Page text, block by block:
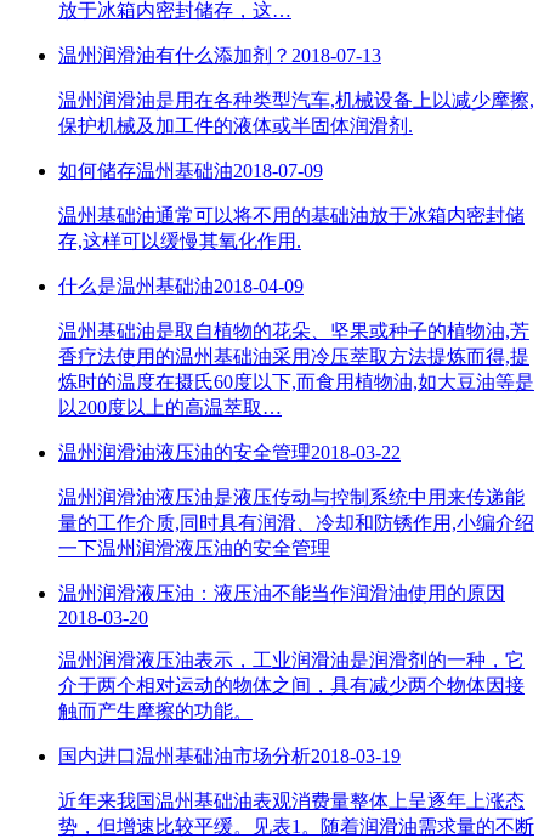
放于冰箱内密封储存，这…
温州润滑油有什么添加剂？ 2018-07-13
温州润滑油是用在各种类型汽车,机械设备上以减少摩擦,
保护机械及加工件的液体或半固体润滑剂.
如何储存温州基础油2018-07-09
温州基础油通常可以将不用的基础油放于冰箱内密封储
存,这样可以缓慢其氧化作用.
什么是温州基础油2018-04-09
温州基础油是取自植物的花朵、坚果或种子的植物油,芳
香疗法使用的温州基础油采用冷压萃取方法提炼而得,提
炼时的温度在摄氏60度以下,而食用植物油,如大豆油等是
以200度以上的高温萃取…
温州润滑油液压油的安全管理2018-03-22
温州润滑油液压油是液压传动与控制系统中用来传递能
量的工作介质,同时具有润滑、冷却和防锈作用,小编介绍
一下温州润滑液压油的安全管理
温州润滑液压油：液压油不能当作润滑油使用的原因
2018-03-20
温州润滑液压油表示，工业润滑油是润滑剂的一种，它
介于两个相对运动的物体之间，具有减少两个物体因接
触而产生摩擦的功能。
国内进口温州基础油市场分析2018-03-19
近年来我国温州基础油表观消费量整体上呈逐年上涨态
势，但增速比较平缓。见表1。随着润滑油需求量的不断